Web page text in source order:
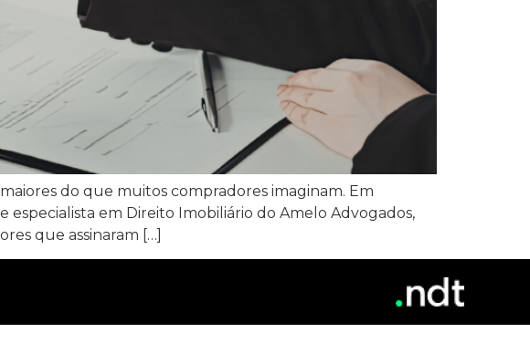
do que muitos compradores imaginam. Em
em Direito Imobiliário do Amelo Advogados,
que assinaram […]